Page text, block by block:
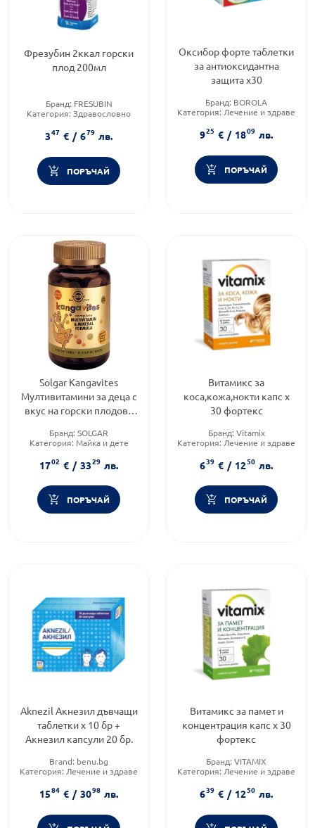
Фрезубин 2ккал горски
плод 200мл
Бранд: FRESUBIN
Категория: Здравословно
Форма на продукта:разтвор
347 € / 679 лв.
ПОРЪЧАЙ
Оксибор форте таблетки
за антиоксидантна
защита х30
Бранд: BOROLA
Категория: Лечение и здраве
925 € / 1809 лв.
ПОРЪЧАЙ
Solgar Kangavites
Мултивитамини за деца с
вкус на горски плодове
Бранд: SOLGAR
Категория: Майка и дете
1702 € / 3329 лв.
ПОРЪЧАЙ
Витамикс за
коса,кожа,нокти капс х
30 фортекс
Бранд: Vitamix
Категория: Лечение и здраве
639 € / 1250 лв.
ПОРЪЧАЙ
Aknezil Акнезил дъвчащи
таблетки х 10 бр +
Акнезил капсули 20 бр.
Brand: benu.bg
Категория: Лечение и здраве
комплект
1584 € / 3098 лв.
Витамикс за памет и
концентрация капс х 30
фортекс
Бранд: VITAMIX
Категория: Лечение и здраве
639 € / 1250 лв.